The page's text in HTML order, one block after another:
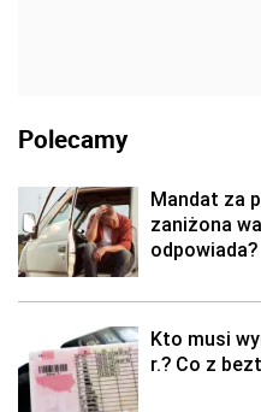
Polecamy
Mandat za
zaniżona
odpowiada?
Kto musi
r.? Co z